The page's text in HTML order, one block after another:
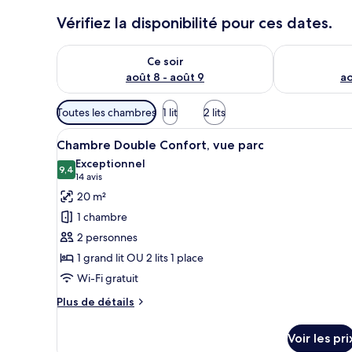
Vérifiez la disponibilité pour ces dates.
Ce soir
août 8 - août 9
Vérifier la disponibilité pour ce soir août 8 - août 9
Vérifier la
Filtres
disponibles
pour
les
chambres
Toutes les chambres 1 lit 2 lits
Afficher
toutes
les
photos
pour
ce
type
de
chambre :
Chambre
Une chambre d’hôtel avec
9
Chambre Double Confort, vue parc
9,49,4 sur 10
Exceptionnel
14 avis
(14 avis)
20 m²
1 chambre
2 personnes
1 grand lit OU 2 lits 1 place
Wi-Fi gratuit
Plus de détails
Plus
Voir les